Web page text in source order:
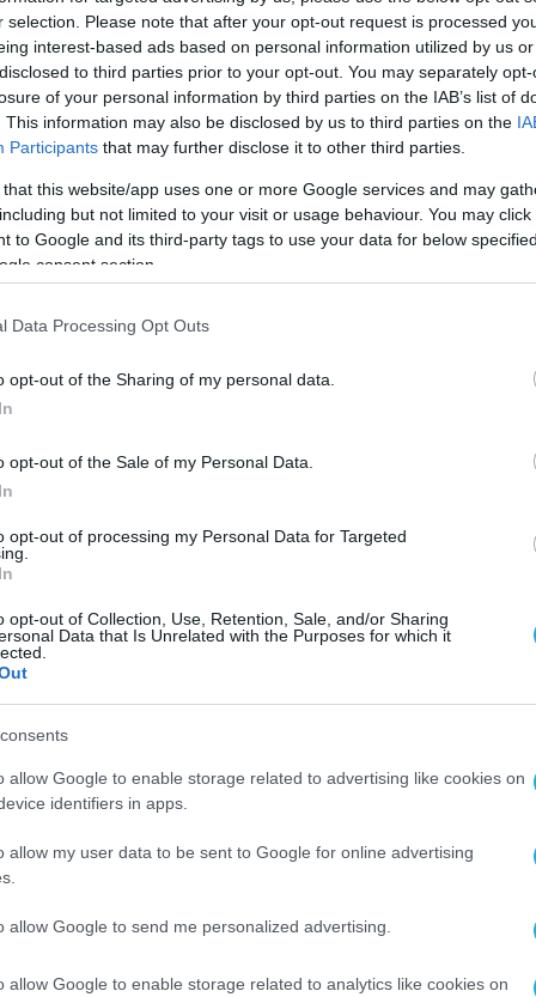
selection. Please note that after your opt-out request is processed
interest-based ads based on personal information utilized by us
to third parties prior to your opt-out. You may separately
of your personal information by third parties on the IAB’s list of
This information may also be disclosed by us to third parties on the
Participants that may further disclose it to other third parties.
that this website/app uses one or more Google services and may
but not limited to your visit or usage behaviour. You may
to Google and its third-party tags to use your data for below
consent section.
Data Processing Opt Outs
opt-out of the Sharing of my personal data.
opt-out of the Sale of my Personal Data.
opt-out of processing my Personal Data for Targeted
opt-out of Collection, Use, Retention, Sale, and/or Sharing
Data that Is Unrelated with the Purposes for which it
allow Google to enable storage related to advertising like cookies on
identifiers in apps.
allow my user data to be sent to Google for online advertising
allow Google to send me personalized advertising.
allow Google to enable storage related to analytics like cookies on
δικογραφία αυτόφωρης
ανηλίκων.
αξιοποίηση πληροφοριών που περιήλθαν
στο πλαίσιο επιχειρήσεων τους με
Python», με στόχο τον εντοπισμό
υλικού σεξουαλικής κακοποίησης
έρευνα, σε συνεργασία με τις
τα πλήρη στοιχεία του
Ιουνίου 2026, πραγματοποιήθηκε έρευνα
κατά τη διάρκεια της οποίας βρέθηκαν και
καθώς και κάρτα αποθήκευσης τύπου
ψηφιακών πειστηρίων εντοπίστηκαν
ανηλίκων, στα οποία απεικονίζονταν
στο παρελθόν για παρεμφερή αδικήματα και